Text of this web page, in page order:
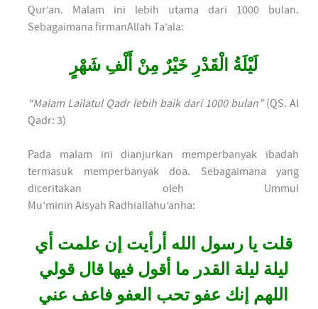
Qur’an. Malam ini lebih utama dari 1000 bulan.
Sebagaimana firmanAllah Ta’ala:
لَيْلَةُ الْقَدْرِ خَيْرٌ مِنْ أَلْفِ شَهْرٍ
“Malam Lailatul Qadr lebih baik dari 1000 bulan”(QS. Al
Qadr: 3)
Pada malam ini dianjurkan memperbanyak ibadah
termasuk memperbanyak doa. Sebagaimana yang
diceritakan oleh Ummul
Mu’minin Aisyah Radhiallahu’anha:
قلت يا رسول الله أرأيت إن علمت أي
ليلة ليلة القدر ما أقول فيها قال قولي
اللهم إنك عفو تحب العفو فاعف عني